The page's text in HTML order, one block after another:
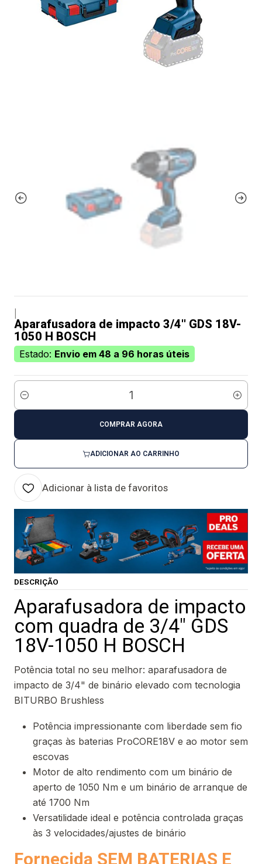
Aparafusadora de impacto 3/4'' GDS 18V-
1050 H BOSCH
Estado: Envio em 48 a 96 horas úteis
Quantidade
ADICIONAR AO CARRINHO
COMPRAR AGORA
Adicionar à lista de favoritos
DESCRIÇÃO
Aparafusadora de impacto
com quadra de 3/4" GDS
18V-1050 H BOSCH
Potência total no seu melhor: aparafusadora de
impacto de 3/4" de binário elevado com tecnologia
BITURBO Brushless
Potência impressionante com liberdade sem fio
graças às baterias ProCORE18V e ao motor sem
escovas
Motor de alto rendimento com um binário de
aperto de 1050 Nm e um binário de arranque de
até 1700 Nm
Versatilidade ideal e potência controlada graças
às 3 velocidades/ajustes de binário
Fornecida SEM BATERIAS E